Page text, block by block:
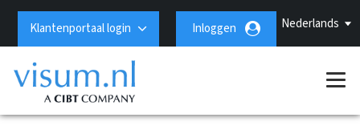
Nederlands
Klantenportaal login Inloggen